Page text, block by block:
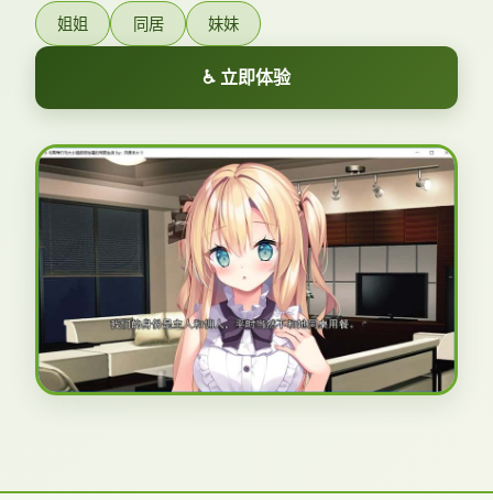
姐姐 同居 妹妹
♿ 立即体验